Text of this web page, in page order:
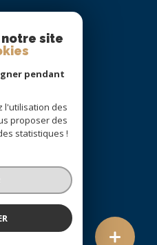
notre site
pendant
l'utilisation des
proposer des
statistiques !